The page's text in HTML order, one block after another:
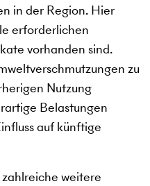
in der Region. Hier
erforderlichen
vorhanden sind.
zu
Nutzung
Belastungen
auf künftige
weitere